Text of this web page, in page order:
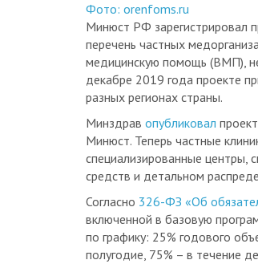
Фото: orenfoms.ru
Минюст РФ зарегистрировал
перечень частных
медицинскую помощь (ВМП),
декабре 2019 года проекте
разных регионах страны.
Минздрав опубликовал
Минюст. Теперь частные
специализированные центры,
средств и детальном
Согласно 326-ФЗ «Об
включенной в базовую
по графику: 25% годового
полугодие, 75% – в течение